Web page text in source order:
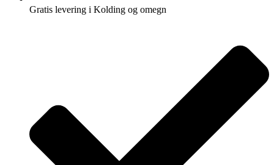
Gratis levering i Kolding og omegn